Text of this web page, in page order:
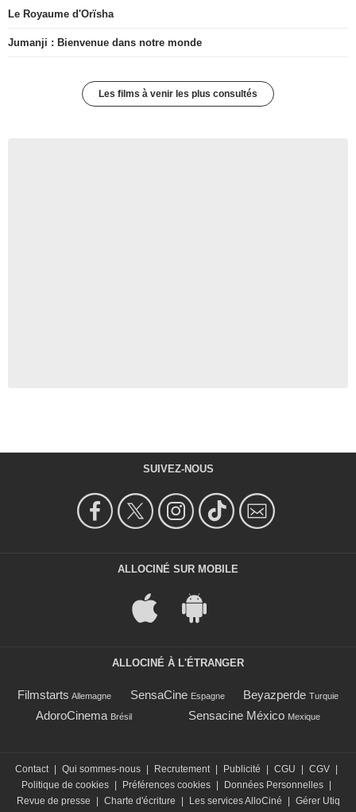
Le Royaume d'Orïsha
Jumanji : Bienvenue dans notre monde
Les films à venir les plus consultés
SUIVEZ-NOUS
ALLOCINÉ SUR MOBILE
ALLOCINÉ À L'ÉTRANGER
Filmstarts Allemagne SensaCine Espagne Beyazperde Turquie
AdoroCinema Brésil Sensacine México Mexique
Contact Qui sommes-nous Recrutement Publicité CGU CGV
Politique de cookies
Préférences cookies Données Personnelles
Revue de presse
Charte d'écriture Les services AlloCiné
Gérer Utiq